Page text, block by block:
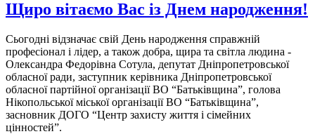
Щиро вітаємо Вас із Днем народження!
Сьогодні відзначає свій День народження справжній
професіонал і лідер, а також добра, щира та світла людина -
Олександра Федорівна Сотула, депутат Дніпропетровської
обласної ради, заступник керівника Дніпропетровської
обласної партійної організації ВО “Батьківщина”, голова
Нікопольської міської організації ВО “Батьківщина”,
засновник ДОГО “Центр захисту життя і сімейних
цінностей”.